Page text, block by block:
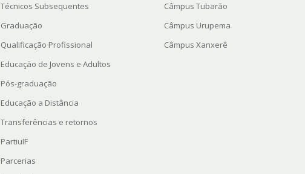
Técnicos Subsequentes
Graduação
Qualificação Profissional
Educação de Jovens e Adultos
Pós-graduação
Educação a Distância
Transferências e retornos
PartiuIF
Parcerias
Câmpus Tubarão
Câmpus Urupema
Câmpus Xanxerê